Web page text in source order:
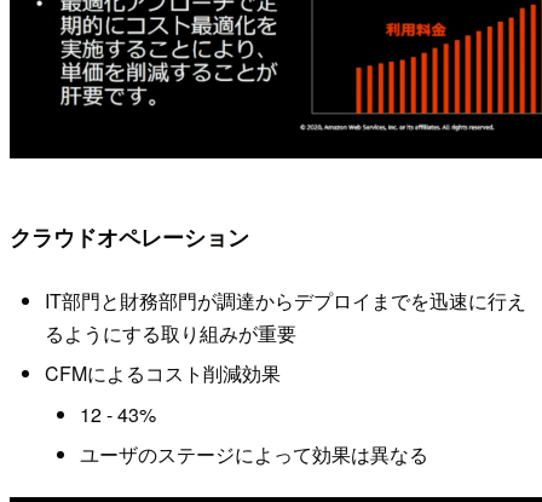
クラウドオペレーション
IT部門と財務部門が調達からデプロイまでを迅速に行え
るようにする取り組みが重要
CFMによるコスト削減効果
12 - 43%
ユーザのステージによって効果は異なる